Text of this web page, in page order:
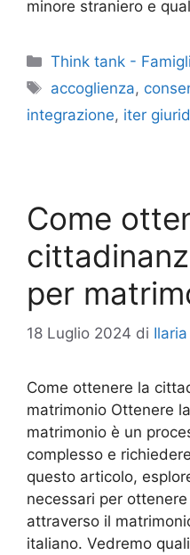
minore straniero e
Categorie
Think tank -
Tag
accoglienza,
integrazione, iter
Come
per
18 Luglio 2024 di
Come ottenere la
matrimonio Ottenere
matrimonio è un
complesso e
questo articolo,
necessari per
attraverso il
italiano. Vedremo